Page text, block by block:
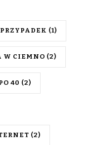
(1)
W CIEMNO (2)
40 (2)
(2)